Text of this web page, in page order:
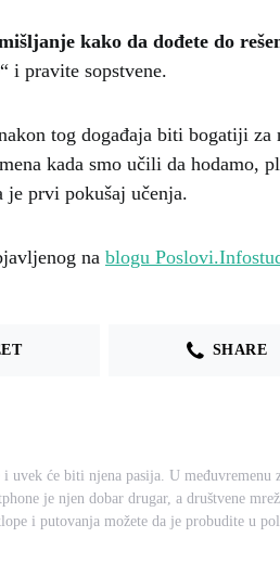
kako da dođete do
i pravite sopstvene.
tog događaja biti bogatiji za
kada smo učili da hodamo,
prvi pokušaj učenja.
na blogu
SHARE
uvek će biti njena pasija. U međuvremenu
je njen dobar drugar, a društvene
i putovanja možete da je probudite u